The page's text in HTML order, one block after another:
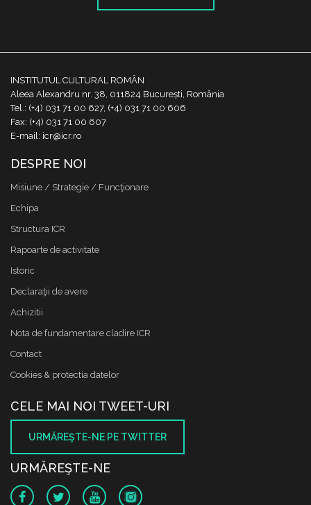
INSTITUTUL CULTURAL ROMÂN
Aleea Alexandru nr. 38, 011824 București, România
Tel.: (+4) 031 71 00 627, (+4) 031 71 00 606
Fax: (+4) 031 71 00 607
E-mail: icr@icr.ro
DESPRE NOI
Misiune / Strategie / Funcţionare
Echipa
Structura ICR
Rapoarte de activitate
Istoric
Declaraţii de avere
Achizitii
Nota de fundamentare cladire ICR
Contact
Cookies & protectia datelor
CELE MAI NOI TWEET-URI
URMĂREŞTE-NE PE TWITTER
URMĂREŞTE-NE